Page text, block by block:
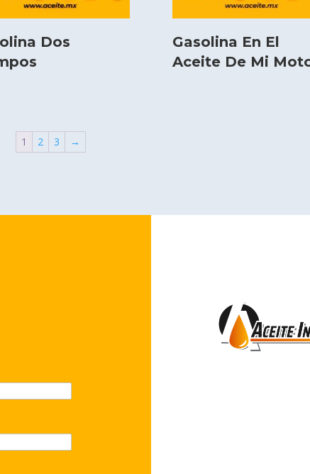
Dos
Gasolina En El
Aceite De Mi
1 2 3 →